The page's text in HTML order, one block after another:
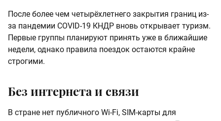
После более чем четырёхлетнего закрытия границ из-
за пандемии COVID-19 КНДР вновь открывает туризм.
Первые группы планируют принять уже в ближайшие
недели, однако правила поездок остаются крайне
строгими.
Без интернета и связи
В стране нет публичного Wi-Fi, SIM-карты для